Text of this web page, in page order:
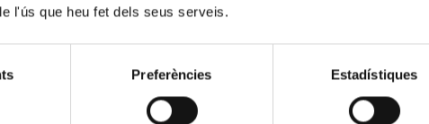
l'ús que heu fet dels seus serveis.
Preferències Estadístiques
assegurada.
des de l’escenari.